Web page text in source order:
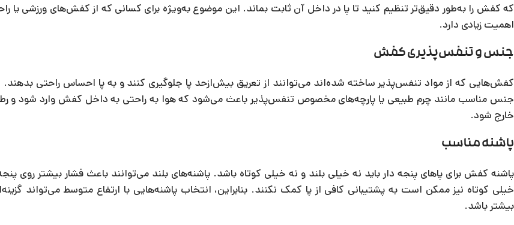
که کفش را به‌طور دقیق‌تر تنظیم کنید تا پا در داخل آن ثابت بماند. این موضوع به‌ویژه برای کسانی که از کفش‌های ورزشی یا
اهمیت زیادی دارد.
جنس و تنفس‌پذیری کفش
کفش‌هایی که از مواد تنفس‌پذیر ساخته شده‌اند می‌توانند از تعریق بیش‌ازحد پا جلوگیری کنند و به پا احساس راحتی
جنس مناسب مانند چرم طبیعی یا پارچه‌های مخصوص تنفس‌پذیر باعث می‌شود که هوا به راحتی به داخل کفش وارد شود و
خارج شود.
پاشنه مناسب
پاشنه کفش برای پاهای پنجه دار باید نه خیلی بلند و نه خیلی کوتاه باشد. پاشنه‌های بلند می‌توانند باعث فشار بیشتر روی
خیلی کوتاه نیز ممکن است به پشتیبانی کافی از پا کمک نکنند. بنابراین، انتخاب پاشنه‌هایی با ارتفاع متوسط می‌تواند
بیشتر باشد.